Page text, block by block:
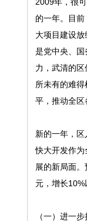
的一年。目
大项目建设
是党中央、
力，武清的
所未有的难
平，推动全区
新的一年，
快大开发作为
展的新局面
元，增长10%
（一）进一